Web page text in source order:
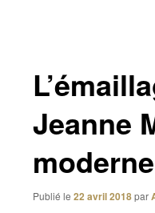
Jeanne
Publié le 22 avril 2018par